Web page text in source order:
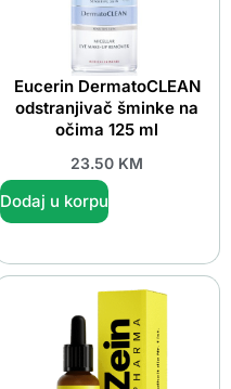
Eucerin DermatoCLEAN
odstranjivač šminke na
očima 125 ml
23.50 KM
Dodaj u korpu